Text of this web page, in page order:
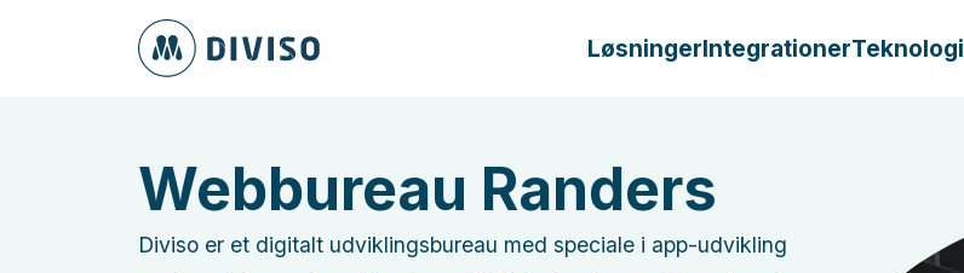
LøsningerIntegrationerTeknologi
Webbureau Randers
Diviso er et digitalt udviklingsbureau med speciale i app-udvikling